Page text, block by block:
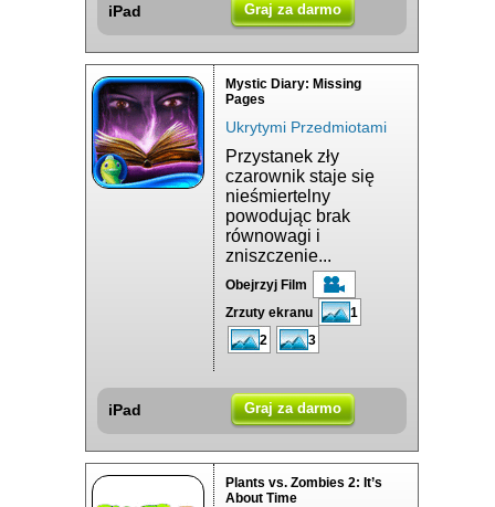
iPad Graj za darmo
Mystic Diary: Missing
Pages
Ukrytymi Przedmiotami
Przystanek zły
czarownik staje się
nieśmiertelny
powodując brak
równowagi i
zniszczenie...
Obejrzyj Film
Zrzuty ekranu
1
2
3
iPad Graj za darmo
Plants vs. Zombies 2: It’s
About Time